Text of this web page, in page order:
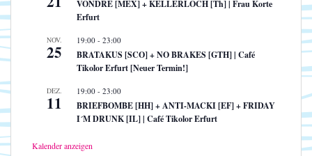
VONDRÉ [MEX] + KELLERLOCH [Th] | Frau Korte
Erfurt
NOV.
25
19:00 - 23:00
BRATAKUS [SCO] + NO BRAKES [GTH] | Café
Tikolor Erfurt [Neuer Termin!]
DEZ.
11
19:00 - 23:00
BRIEFBOMBE [HH] + ANTI-MACKI [EF] + FRIDAY
I´M DRUNK [IL] | Café Tikolor Erfurt
Kalender anzeigen